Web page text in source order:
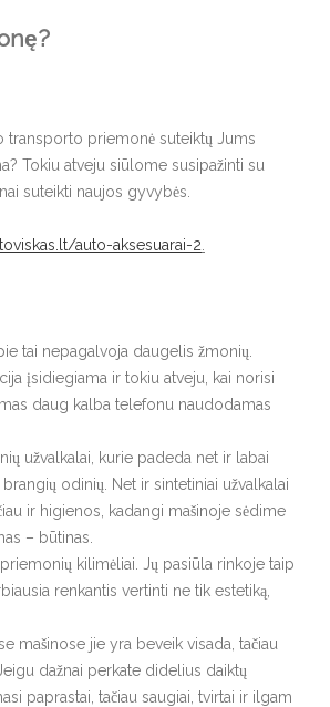
transporto priemonė suteiktų Jums
Tokiu atveju siūlome susipažinti su
suteikti naujos gyvybės.
auto-aksesuarai-2
tai nepagalvoja daugelis žmonių.
įsidiegiama ir tokiu atveju, kai norisi
daug kalba telefonu naudodamas
užvalkalai, kurie padeda net ir labai
odinių. Net ir sintetiniai užvalkalai
ir higienos, kadangi mašinoje sėdime
– būtinas.
kilimėliai. Jų pasiūla rinkoje taip
renkantis vertinti ne tik estetiką,
jie yra beveik visada, tačiau
dažnai perkate didelius daiktų
paprastai, tačiau saugiai, tvirtai ir ilgam